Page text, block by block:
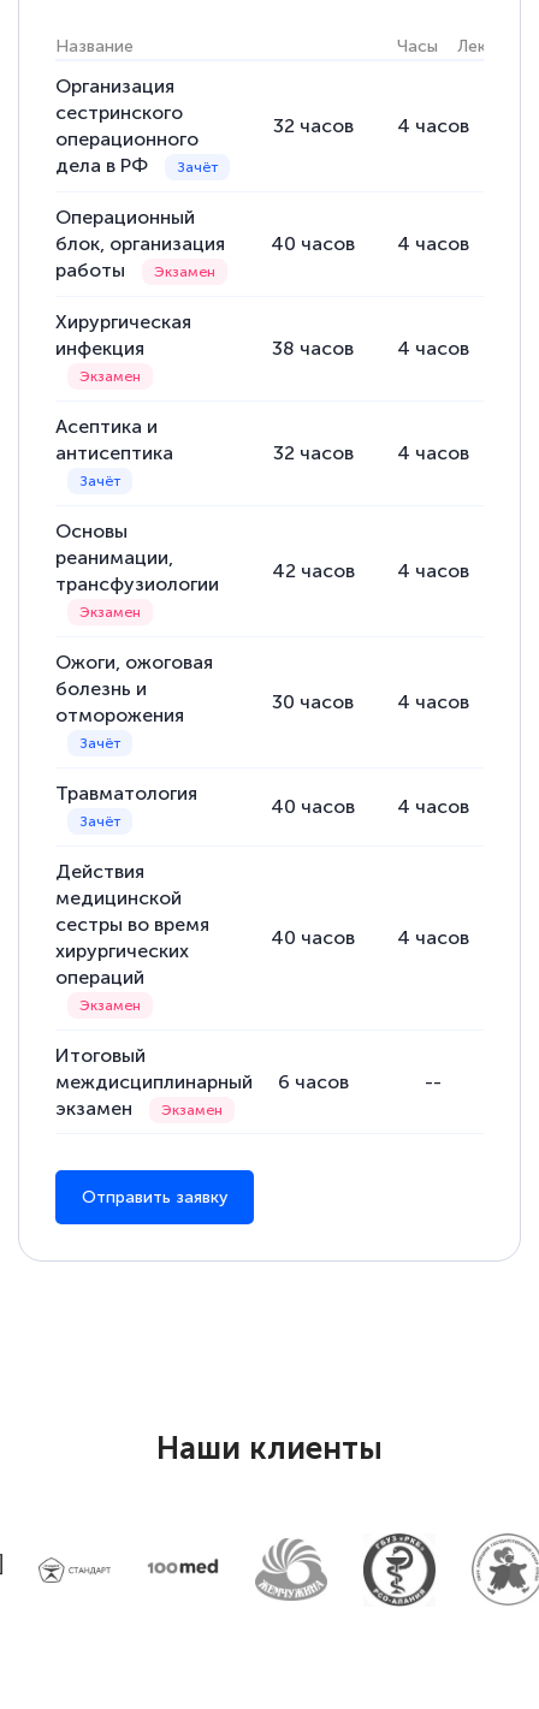
Название Часы Лекции
Организация
сестринского
операционного
дела в РФ
32 часов 4 часов
Операционный
блок, организация
работы
40 часов 4 часов
Хирургическая
инфекция
38 часов 4 часов
Асептика и
антисептика
32 часов 4 часов
Основы
реанимации,
трансфузиологии
42 часов 4 часов
Ожоги, ожоговая
болезнь и
отморожения
30 часов 4 часов
Травматология
40 часов 4 часов
Действия
медицинской
сестры во время
хирургических
операций
40 часов 4 часов
Итоговый
междисциплинарный
экзамен
6 часов --
Отправить заявку
Наши клиенты